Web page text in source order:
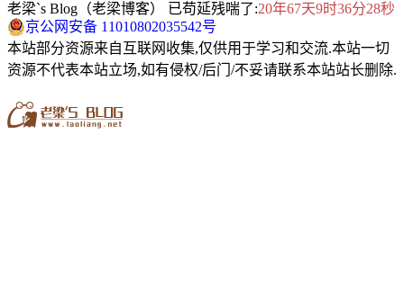
老梁`s Blog（老梁博客） 已苟延残喘了:20年67天9时36分28秒
京公网安备 11010802035542号
本站部分资源来自互联网收集,仅供用于学习和交流.本站一切
资源不代表本站立场,如有侵权/后门/不妥请联系本站站长删除.